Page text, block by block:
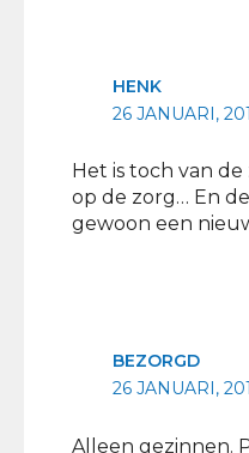
HENK
26 JANUARI,
Het is toch van
op de zorg… En
gewoon een
BEZORGD
26 JANUARI,
Alleen gezinnen.